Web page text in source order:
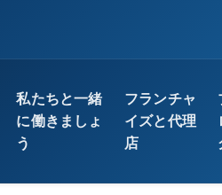
私たちと一緒
に働きましょ
う
フランチャ
イズと代理
店